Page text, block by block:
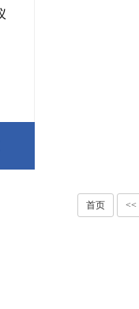
首页 <<